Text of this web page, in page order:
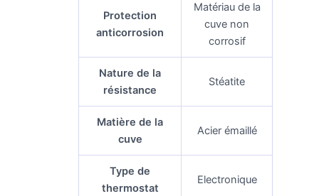
Protection
anticorrosion
Matériau de la
cuve non
corrosif
Nature de la
résistance
Stéatite
Matière de la
cuve
Acier émaillé
Type de
thermostat
Electronique